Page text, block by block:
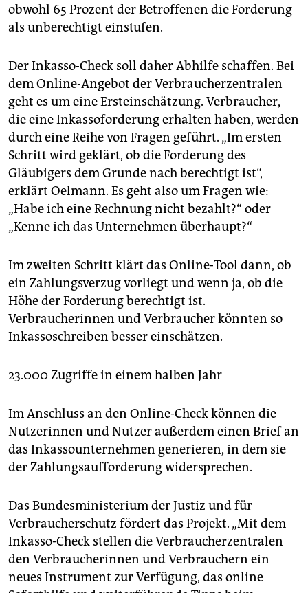
obwohl 65 Prozent der Betroffenen die Forderung
als unberechtigt einstufen.
Der Inkasso-Check soll daher Abhilfe schaffen. Bei
dem Online-Angebot der Verbraucherzentralen
geht es um eine Erst­einschätzung. Verbraucher,
die eine Inkassoforderung erhalten haben, werden
durch eine Reihe von Fragen geführt. „Im ersten
Schritt wird geklärt, ob die Forderung des
Gläubigers dem Grunde nach berechtigt ist“,
erklärt Oelmann. Es geht also um Fragen wie:
„Habe ich eine Rechnung nicht bezahlt?“ oder
„Kenne ich das Unternehmen überhaupt?“
Im zweiten Schritt klärt das Online-Tool dann, ob
ein Zahlungsverzug vorliegt und wenn ja, ob die
Höhe der Forderung berechtigt ist.
Verbraucherinnen und Verbraucher könnten so
Inkassoschreiben besser einschätzen.
23.000 Zugriffe in einem halben Jahr
Im Anschluss an den Online-Check können die
Nutzerinnen und Nutzer außerdem einen Brief an
das Inkassounternehmen generieren, in dem sie
der Zahlungsaufforderung widersprechen.
Das Bundesministerium der Justiz und für
Verbraucherschutz fördert das Projekt. „Mit dem
Inkasso-Check stellen die Verbraucherzentralen
den Verbraucherinnen und Verbrauchern ein
neues Instrument zur Verfügung, das online